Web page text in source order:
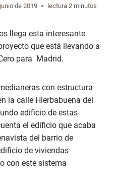
de 2019 lectura 2 minutos
llega esta interesante
que está llevando a
para Madrid.
con estructura
la calle Hierbabuena del
edificio de estas
el edificio que acaba
del barrio de
de viviendas
con este sistema